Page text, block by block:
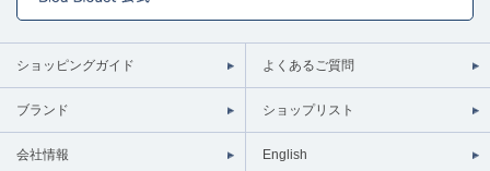
ショッピングガイド よくあるご質問
ブランド ショップリスト
会社情報 English